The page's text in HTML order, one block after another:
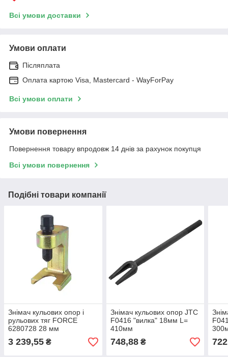
Всі умови доставки
Умови оплати
Післяплата
Оплата картою Visa, Mastercard - WayForPay
Всі умови оплати
Умови повернення
Повернення товару впродовж 14 днів за рахунок покупця
Всі умови повернення
Подібні товари компанії
Знімач кульових опор і
рульових тяг FORCE
6280728 28 мм
3 239,55 ₴
Знімач кульових опор JTC
F0416 "вилка" 18мм L=
410мм
748,88₴